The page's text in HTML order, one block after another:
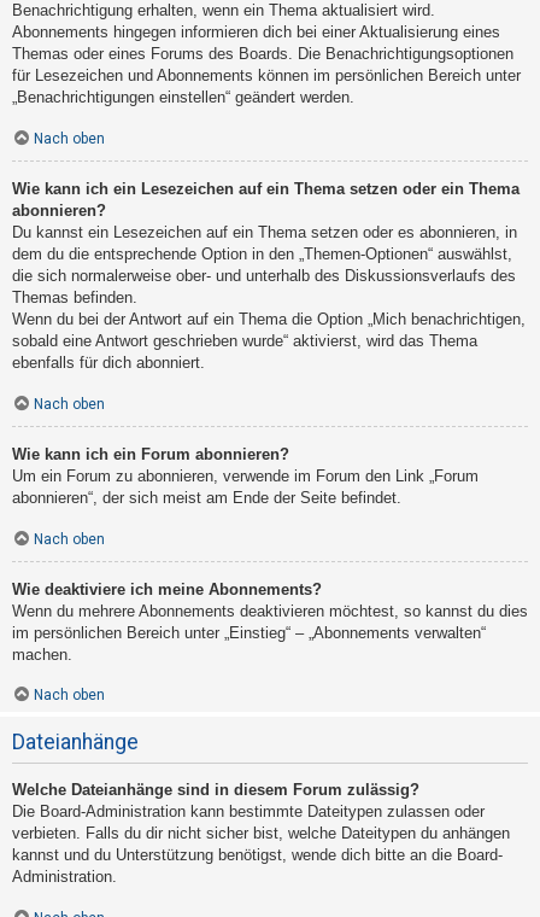
Benachrichtigung erhalten, wenn ein Thema aktualisiert wird.
Abonnements hingegen informieren dich bei einer Aktualisierung eines
Themas oder eines Forums des Boards. Die Benachrichtigungsoptionen
für Lesezeichen und Abonnements können im persönlichen Bereich unter
„Benachrichtigungen einstellen“ geändert werden.
Nach oben
Wie kann ich ein Lesezeichen auf ein Thema setzen oder ein Thema
abonnieren?
Du kannst ein Lesezeichen auf ein Thema setzen oder es abonnieren, in
dem du die entsprechende Option in den „Themen-Optionen“ auswählst,
die sich normalerweise ober- und unterhalb des Diskussionsverlaufs des
Themas befinden.
Wenn du bei der Antwort auf ein Thema die Option „Mich benachrichtigen,
sobald eine Antwort geschrieben wurde“ aktivierst, wird das Thema
ebenfalls für dich abonniert.
Nach oben
Wie kann ich ein Forum abonnieren?
Um ein Forum zu abonnieren, verwende im Forum den Link „Forum
abonnieren“, der sich meist am Ende der Seite befindet.
Nach oben
Wie deaktiviere ich meine Abonnements?
Wenn du mehrere Abonnements deaktivieren möchtest, so kannst du dies
im persönlichen Bereich unter „Einstieg“ – „Abonnements verwalten“
machen.
Nach oben
Dateianhänge
Welche Dateianhänge sind in diesem Forum zulässig?
Die Board-Administration kann bestimmte Dateitypen zulassen oder
verbieten. Falls du dir nicht sicher bist, welche Dateitypen du anhängen
kannst und du Unterstützung benötigst, wende dich bitte an die Board-
Administration.